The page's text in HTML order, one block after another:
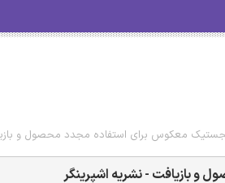
معکوس برای استفاده مجدد محصول و
بازیافت - نشریه اشپرینگر